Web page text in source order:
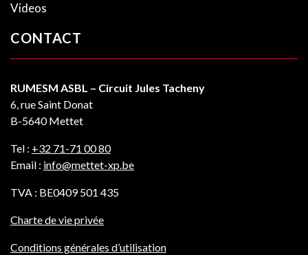
Videos
CONTACT
RUMESM ASBL – Circuit Jules Tacheny
6, rue Saint Donat
B-5640 Mettet
Tel : +32 71-71 00 80
Email : info@mettet-xp.be
TVA : BE0409 501 435
Charte de vie privée
Conditions générales d’utilisation